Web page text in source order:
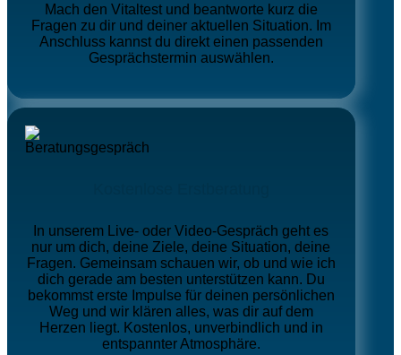
Mach den Vitaltest und beantworte kurz die
Fragen zu dir und deiner aktuellen Situation. Im
Anschluss kannst du direkt einen passenden
Gesprächstermin auswählen.
In unserem Live- oder Video-Gespräch geht es
nur um dich, deine Ziele, deine Situation, deine
Fragen. Gemeinsam schauen wir, ob und wie ich
dich gerade am besten unterstützen kann. Du
bekommst erste Impulse für deinen persönlichen
Weg und wir klären alles, was dir auf dem
Herzen liegt. Kostenlos, unverbindlich und in
entspannter Atmosphäre.